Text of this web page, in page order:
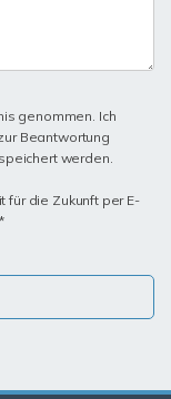
genommen. Ich
Beantwortung
werden.
für die Zukunft per E-